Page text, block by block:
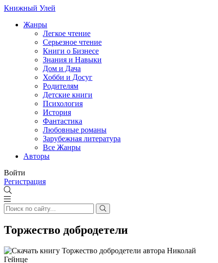
Книжный Улей
Жанры
Легкое чтение
Серьезное чтение
Книги о Бизнесе
Знания и Навыки
Дом и Дача
Хобби и Досуг
Родителям
Детские книги
Психология
История
Фантастика
Любовные романы
Зарубежная литература
Все Жанры
Авторы
Войти
Регистрация
Торжество добродетели